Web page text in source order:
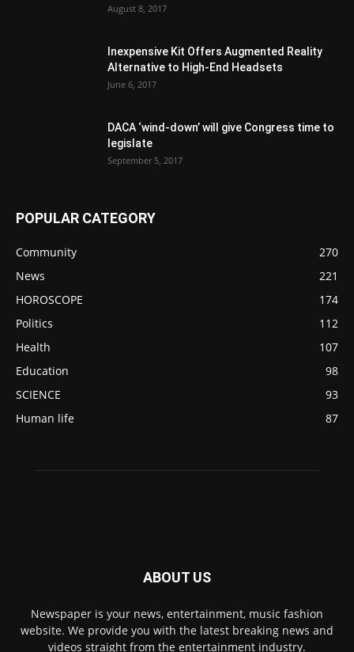
August 8, 2017
Inexpensive Kit Offers Augmented Reality
Alternative to High-End Headsets
June 6, 2017
DACA ‘wind-down’ will give Congress time to
legislate
September 5, 2017
POPULAR CATEGORY
Community
270
News
221
HOROSCOPE
174
Politics
112
Health
107
Education
98
SCIENCE
93
Human life
87
ABOUT US
Newspaper is your news, entertainment, music fashion
website. We provide you with the latest breaking news and
videos straight from the entertainment industry.